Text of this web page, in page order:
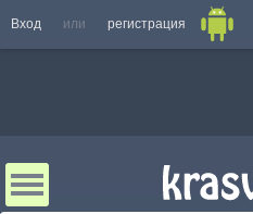
Вход или регистрация